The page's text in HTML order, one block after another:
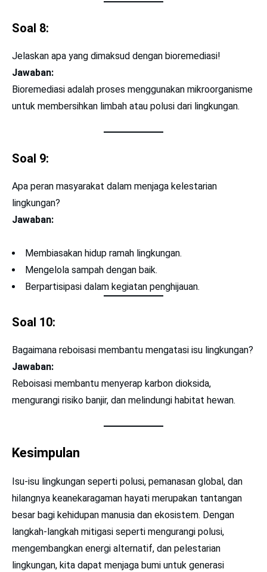
Soal 8:
Jelaskan apa yang dimaksud dengan bioremediasi!
Jawaban:
Bioremediasi adalah proses menggunakan mikroorganisme
untuk membersihkan limbah atau polusi dari lingkungan.
Soal 9:
Apa peran masyarakat dalam menjaga kelestarian
lingkungan?
Jawaban:
Membiasakan hidup ramah lingkungan.
Mengelola sampah dengan baik.
Berpartisipasi dalam kegiatan penghijauan.
Soal 10:
Bagaimana reboisasi membantu mengatasi isu lingkungan?
Jawaban:
Reboisasi membantu menyerap karbon dioksida,
mengurangi risiko banjir, dan melindungi habitat hewan.
Kesimpulan
Isu-isu lingkungan seperti polusi, pemanasan global, dan
hilangnya keanekaragaman hayati merupakan tantangan
besar bagi kehidupan manusia dan ekosistem. Dengan
langkah-langkah mitigasi seperti mengurangi polusi,
mengembangkan energi alternatif, dan pelestarian
lingkungan, kita dapat menjaga bumi untuk generasi